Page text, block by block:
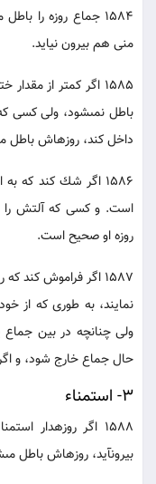
1584 جماع روزه را
منى هم بيرون نيايد.
1585 اگر كمتر از
باطل نمى‏شود، ولى كسى كه
داخل كند، روزه‏اش باطل
1586 اگر شك كند كه
است. و كسى كه آلتش را
روزه او صحيح است.
1587 اگر فراموش كند
نمايند، به طورى كه از
ولى چنانچه در بين جماع
حال جماع خارج شود، و
3- استمناء
1588 اگر روزه‏دار
بيرون‏آيد، روزه‏اش باطل